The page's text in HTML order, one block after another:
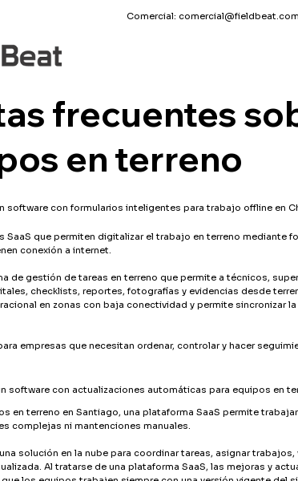
Comercial: comercial@fieldbeat.com
frecuentes
en terreno
software con formularios inteligentes para trabajo offline en
SaaS que permiten digitalizar el trabajo en terreno mediante
conexión a internet.
de gestión de tareas en terreno que permite a técnicos,
checklists, reportes, fotografías y evidencias desde
en zonas con baja conectividad y permite sincronizar
empresas que necesitan ordenar, controlar y hacer
software con actualizaciones automáticas para equipos en
en terreno en Santiago, una plataforma SaaS permite
complejas ni mantenciones manuales.
solución en la nube para coordinar tareas, asignar trabajos,
Al tratarse de una plataforma SaaS, las mejoras y